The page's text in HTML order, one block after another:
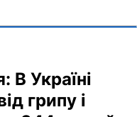
В Україні
грипу і